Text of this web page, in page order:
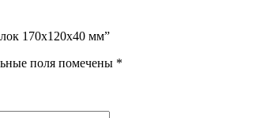
170х120х40 мм”
поля помечены *